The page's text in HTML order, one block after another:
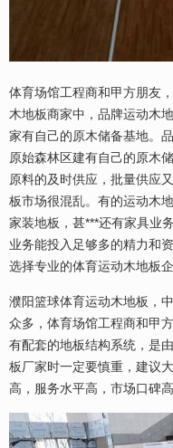
体育场馆工程商和甲方朋友
木地板商家中，品牌运动木
家有自己的原木储备基地。
原始森林区建有自己的原木
原料的及时供应，批量供应
板市场很混乱。有的运动木
家装地板，甚***还有家具业
业务能投入足够多的精力和
选择专业的体育运动木地板
濮阳篮球体育运动木地板，
众多，体育场馆工程商和甲
有配套的地板结构系统，是
板厂家时一定要慎重，建议
高，服务水平高，市场口碑